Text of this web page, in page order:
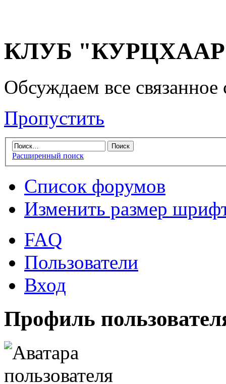
КЛУБ "КУРЦХААР"
Обсуждаем все
Пропустить
Расширенный поиск
Список форумов
Изменить размер
FAQ
Пользователи
Вход
Профиль